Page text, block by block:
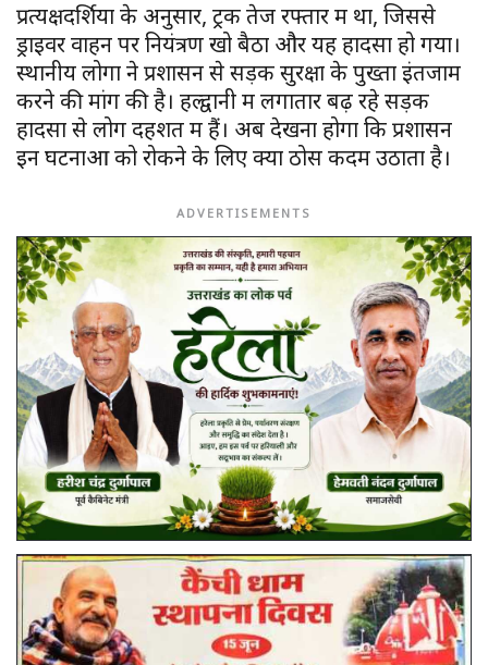
प्रत्यक्षदर्शियों के अनुसार, ट्रक तेज रफ्तार में था, जिससे
ड्राइवर वाहन पर नियंत्रण खो बैठा और यह हादसा हो गया।
स्थानीय लोगों ने प्रशासन से सड़क सुरक्षा के पुख्ता इंतजाम
करने की मांग की है। हल्द्वानी में लगातार बढ़ रहे सड़क
हादसों से लोग दहशत में हैं। अब देखना होगा कि प्रशासन
इन घटनाओं को रोकने के लिए क्या ठोस कदम उठाता है।
ADVERTISEMENTS